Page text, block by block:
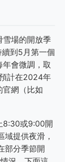
雪場的開放季
到5月第一個
會微調，取
計在2024年
官網（比如
8:30或9:00開
提供夜滑，
部分季節開